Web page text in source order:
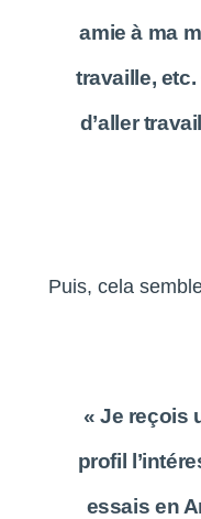
amie à ma
travaille,
d’aller
Puis, cela
« Je reçois
profil
essais en